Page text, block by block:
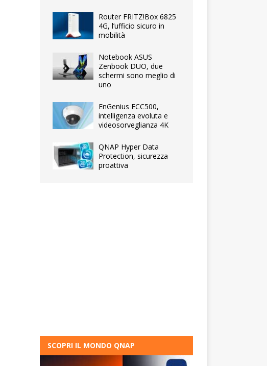
Router FRITZ!Box 6825
4G, l’ufficio sicuro in
mobilità
Notebook ASUS
Zenbook DUO, due
schermi sono meglio di
uno
EnGenius ECC500,
intelligenza evoluta e
videosorveglianza 4K
QNAP Hyper Data
Protection, sicurezza
proattiva
SCOPRI IL MONDO QNAP